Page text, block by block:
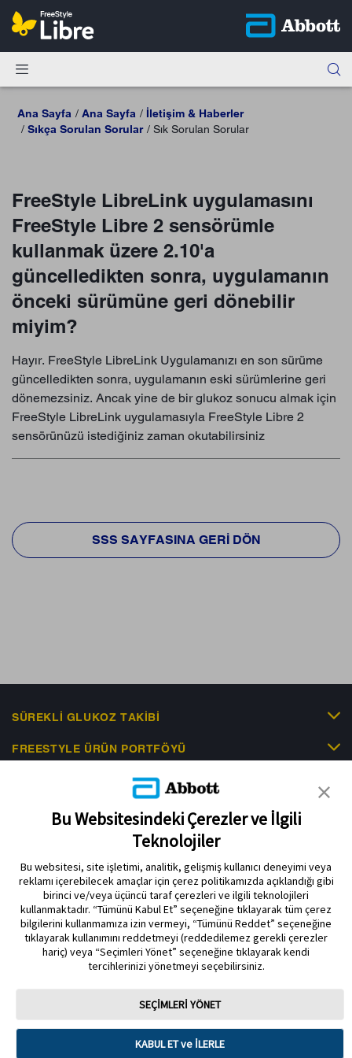
Ana Sayfa Ana Sayfa
İletişim & Haberler
Sıkça Sorulan Sorular
Sık Sorulan Sorular
FreeStyle LibreLink uygulamasını
FreeStyle Libre 2 sensörümle
kullanmak üzere 2.10'a
güncelledikten sonra, uygulamanın
önceki sürümüne geri dönebilir
miyim?
Hayır. FreeStyle LibreLink Uygulamanızı en son sürüme
güncelledikten sonra, uygulamanın eski sürümlerine geri
dönemezsiniz. Ancak yine de bir glukoz sonucu almak için
FreeStyle LibreLink uygulamasıyla FreeStyle Libre 2
sensörünüzü istediğiniz zaman okutabilirsiniz
SSS SAYFASINA GERI DÖN
SÜREKLI GLUKOZ TAKIBI
FREESTYLE ÜRÜN PORTFÖYÜ
EDUCATIONAL RESOURCES
İLETIŞIM & HABERLER
Gizlilik Politikası Çerez Politikası
Kullanım Koşulları
Sensör muhafazası, FreeStyle, Libre ve ilgili marka markaları Abbott'un
herhangi bir Abbott ticari markası, ticari adı veya ticari takdim şekli, Abbott
Laboratuarlarının önceden yazılı izni olmaksızın, şirketin ürün veya
hizmetlerini tanımlamak dışında kullanılamaz. Bu web sitesi ve burada yer
Bu Websitesindeki Çerezler ve İlgili
Teknolojiler
Bu websitesi, site işletimi, analitik, gelişmiş kullanıcı deneyimi veya
reklamı içerebilecek amaçlar için çerez politikamızda açıklandığı gibi
birinci ve/veya üçüncü taraf çerezleri ve ilgili teknolojileri
kullanmaktadır. “Tümünü Kabul Et” seçeneğine tıklayarak tüm çerez
bilgilerini kullanmamıza izin vermeyi, “Tümünü Reddet” seçeneğine
tıklayarak kullanımını reddetmeyi (reddedilemez gerekli çerezler
hariç) veya “Seçimleri Yönet” seçeneğine tıklayarak kendi
tercihlerinizi yönetmeyi seçebilirsiniz.
SEÇİMLERİ YÖNET
KABUL ET ve İLERLE